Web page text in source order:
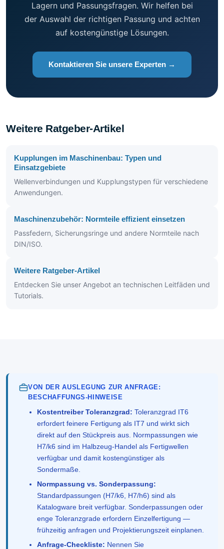
Lagern und Passungsfragen. Wir helfen bei
der Auswahl der richtigen Passung und achten
auf kostengünstige Lösungen.
Kontaktieren Sie unsere Experten →
Weitere Ratgeber-Artikel
Kupplungen im Maschinenbau: Typen und
Einsatzgebiete
Wellenverbindungen und Kupplungstypen für verschiedene
Anwendungen.
Maschinenzubehör: Normteile effizient einsetzen
Passfedern, Sicherungsringe und andere Normteile nach
DIN/ISO.
Weitere Ratgeber-Artikel
Entdecken Sie unser Angebot an technischen Leitfäden und
Tutorials.
VON DER AUSLEGUNG ZUR ANFRAGE:
BESCHAFFUNGS-HINWEISE
Kostentreiber Toleranzgrad: Toleranzgrad IT6
erfordert feinere Fertigung als IT7 und wirkt sich
direkt auf den Stückpreis aus. Normpassungen wie
H7/k6 sind im Halbzeug-Handel als Fertigwellen
verfügbar und damit kostengünstiger als
Sondermaße.
Normpassung vs. Sonderpassung:
Standardpassungen (H7/k6, H7/h6) sind als
Katalogware breit verfügbar. Sonderpassungen oder
enge Toleranzgrade erfordern Einzelfertigung —
frühzeitig anfragen und Projektierungszeit einplanen.
Anfrage-Checkliste: Nennen Sie